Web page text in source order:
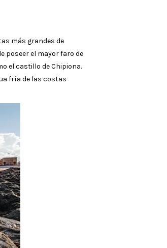
más grandes de
poseer el mayor faro de
el castillo de Chipiona.
fría de las costas